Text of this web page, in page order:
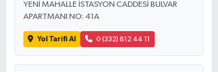
YENİ MAHALLE İSTASYON CADDESİ BULVAR
APARTMANI NO: 41A
Yol Tarifi Al 0 (332) 812 44 11